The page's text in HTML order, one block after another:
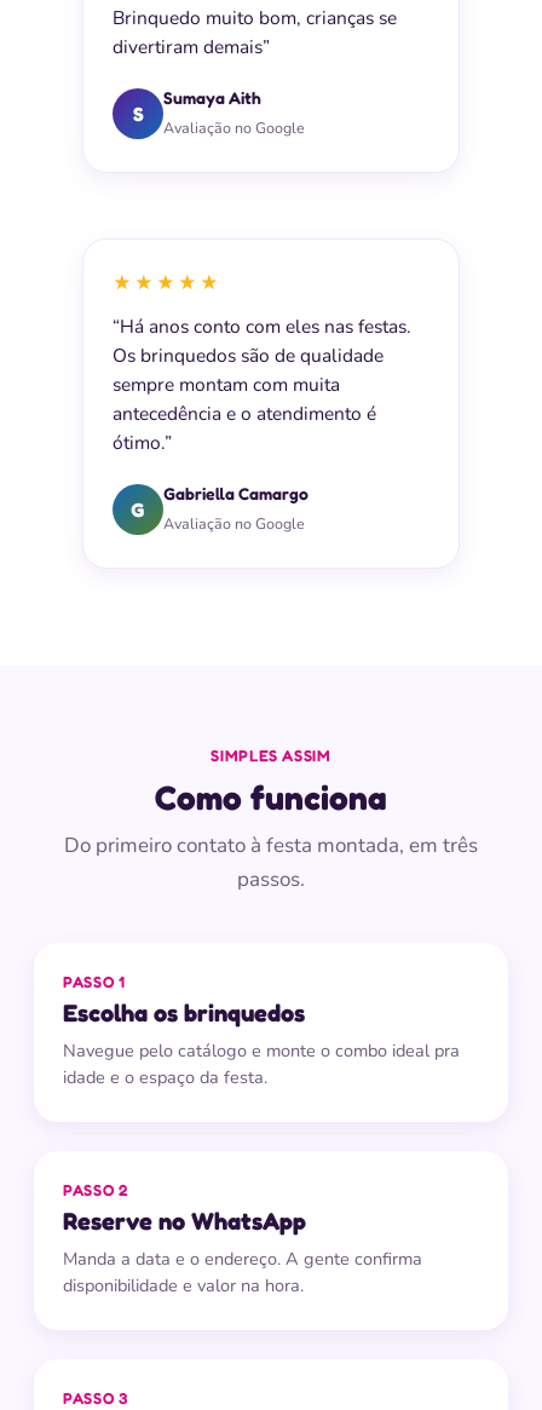
Brinquedo muito bom, crianças se
divertiram demais”
S
Sumaya Aith
Avaliação no Google
★★★★★
“Há anos conto com eles nas festas.
Os brinquedos são de qualidade
sempre montam com muita
antecedência e o atendimento é
ótimo.”
G
Gabriella Camargo
Avaliação no Google
SIMPLES ASSIM
Como funciona
Do primeiro contato à festa montada, em três
passos.
PASSO 1
Escolha os brinquedos
Navegue pelo catálogo e monte o combo ideal pra
idade e o espaço da festa.
PASSO 2
Reserve no WhatsApp
Manda a data e o endereço. A gente confirma
disponibilidade e valor na hora.
PASSO 3